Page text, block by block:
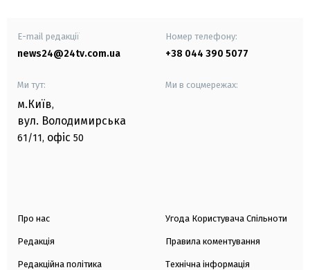
E-mail редакції
news24@24tv.com.ua
Номер телефону:
+38 044 390 5077
Ми тут:
м.Київ,
вул. Володимирська
61/11, офіс 50
Ми в соцмережах:
Про нас
Редакція
Редакційна політика
Угода Користувача Спільноти
Правила коментування
Технічна інформація